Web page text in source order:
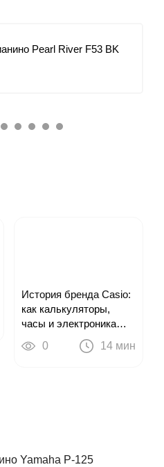
Pearl River F53 BK
4 5 6 7 8
История бренда Casio:
как калькуляторы,
часы и электроника
привели к цифровым
пианино
0 14 мин
Yamaha P-125